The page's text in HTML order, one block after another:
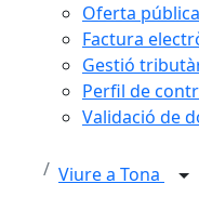
Oferta
Factura
Gestió
Perfil de
Validació de
Viure a Tona